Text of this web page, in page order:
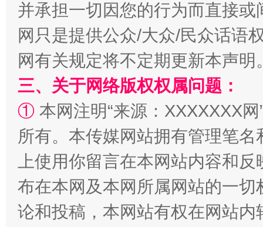
并承担一切因您的行为而直接
网只是提供公众/大众/民众话语
网有关规定将不定期更新本声明
三、关于网络版权权属问题：
① 本网注明“来源：XXXXXXX
所有。本传媒网站拥有管理笔
上使用你留言在本网站内容和
布在本网及本网所属网站的一
论和投稿，本网站有权在网站